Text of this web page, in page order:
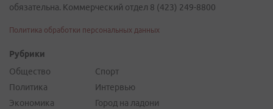
обязательна. Коммерческий отдел 8 (423) 249-8800
Политика обработки персональных данных
Рубрики
Общество
Политика
Экономика
Спорт
Интервью
Город на ладони